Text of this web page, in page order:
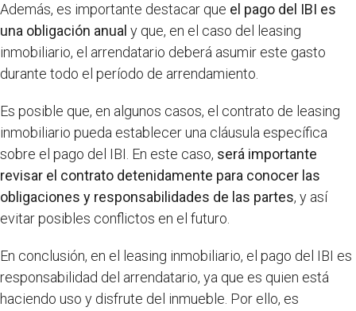
Además, es importante destacar que el pago del IBI es
una obligación anual y que, en el caso del leasing
inmobiliario, el arrendatario deberá asumir este gasto
durante todo el período de arrendamiento.
Es posible que, en algunos casos, el contrato de leasing
inmobiliario pueda establecer una cláusula específica
sobre el pago del IBI. En este caso, será importante
revisar el contrato detenidamente para conocer las
obligaciones y responsabilidades de las partes, y así
evitar posibles conflictos en el futuro.
En conclusión, en el leasing inmobiliario, el pago del IBI es
responsabilidad del arrendatario, ya que es quien está
haciendo uso y disfrute del inmueble. Por ello, es